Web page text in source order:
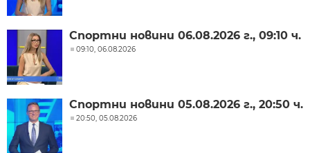
Спортни новини 06.08.2026 г., 09:10 ч.
09:10, 06.08.2026
Спортни новини 05.08.2026 г., 20:50 ч.
20:50, 05.08.2026